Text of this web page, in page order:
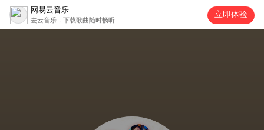
网易云音乐
去云音乐，下载歌曲随时畅听
立即体验